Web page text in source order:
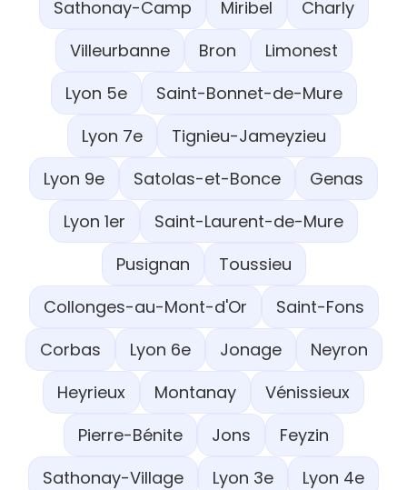
Sathonay-Camp Miribel
Charly
Villeurbanne
Bron
Limonest
Lyon 5e
Saint-Bonnet-de-Mure
Lyon 7e
Tignieu-Jameyzieu
Lyon 9e
Satolas-et-Bonce
Genas
Lyon 1er
Saint-Laurent-de-Mure
Pusignan
Toussieu
Collonges-au-Mont-d'Or
Saint-Fons
Corbas
Lyon 6e Jonage
Neyron
Heyrieux
Montanay
Vénissieux
Pierre-Bénite
Jons
Feyzin
Sathonay-Village
Lyon 3e
Lyon 4e